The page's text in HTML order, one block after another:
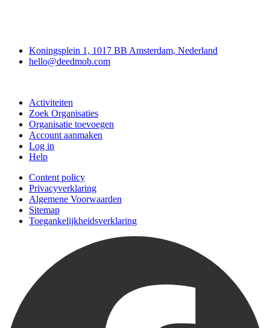
Koningsplein 1, 1017 BB Amsterdam, Nederland
hello@deedmob.com
Activiteiten
Zoek Organisaties
Organisatie toevoegen
Account aanmaken
Log in
Help
Content policy
Privacyverklaring
Algemene Voorwaarden
Sitemap
Toegankelijkheidsverklaring